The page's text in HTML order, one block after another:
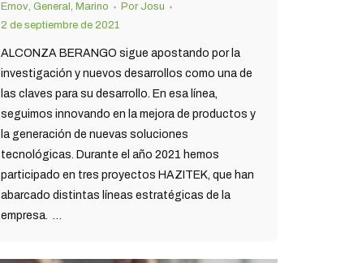
Emov, General , Marino Por Josu
2 de septiembre de 2021
ALCONZA BERANGO sigue apostando por la
investigación y nuevos desarrollos como una de
las claves para su desarrollo. En esa línea,
seguimos innovando en la mejora de productos y
la generación de nuevas soluciones
tecnológicas. Durante el año 2021 hemos
participado en tres proyectos HAZITEK, que han
abarcado distintas líneas estratégicas de la
empresa. …